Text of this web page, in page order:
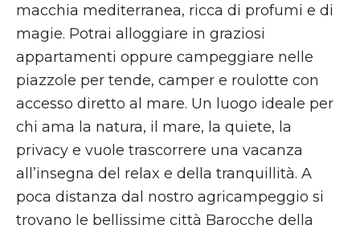
macchia mediterranea, ricca di profumi e di
magie. Potrai alloggiare in graziosi
appartamenti oppure campeggiare nelle
piazzole per tende, camper e roulotte con
accesso diretto al mare. Un luogo ideale per
chi ama la natura, il mare, la quiete, la
privacy e vuole trascorrere una vacanza
all’insegna del relax e della tranquillità. A
poca distanza dal nostro agricampeggio si
trovano le bellissime città Barocche della